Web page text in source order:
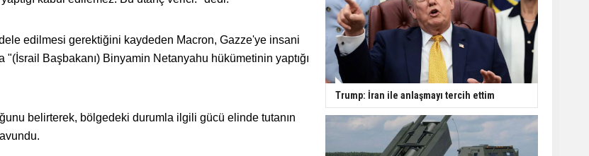
edilmesi gerektiğini kaydeden Macron, Gazze'ye insani
"(İsrail Başbakanı) Binyamin Netanyahu hükümetinin yaptığı
belirterek, bölgedeki durumla ilgili gücü elinde tutanın
Trump: İran ile anlaşmayı tercih ettim